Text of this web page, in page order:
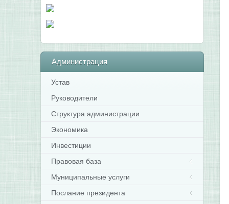
Администрация
Устав
Руководители
Структура администрации
Экономика
Инвестиции
Правовая база
Муниципальные услуги
Послание президента